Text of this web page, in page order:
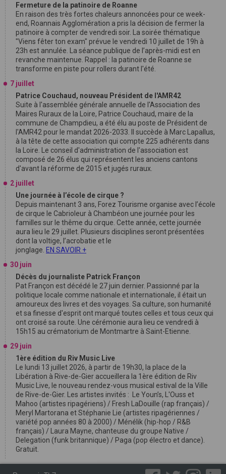
Fermeture de la patinoire de Roanne
En raison des très fortes chaleurs annoncées pour ce week-
end, Roannais Agglomération a pris la décision de fermer la
patinoire à compter de vendredi soir. La soirée thématique
"Viens fêter ton exam" prévue le vendredi 10 juillet de 19h à
23h est annulée. La séance publique de l’après-midi est en
revanche maintenue. Rappel : la patinoire de Roanne se
transforme en piste pour rollers durant l'été.
7 juillet
Patrice Couchaud, nouveau Président de l'AMR42
Suite à l'assemblée générale annuelle de l'Association des
Maires Ruraux de la Loire, Patrice Couchaud, maire de la
commune de Champdieu, a été élu au poste de Président de
l'AMR42 pour le mandat 2026-2033. Il succède à Marc Lapallus,
à la tête de cette association qui compte 225 adhérents dans
la Loire. Le conseil d'administration de l'association est
composé de 26 élus qui représentent les anciens cantons
d'avant la réforme de 2015 et jugés ruraux.
2 juillet
Une journée à l’école de cirque ?
Depuis maintenant 3 ans, Forez Tourisme organise avec l’école
de cirque le Cabrioleur à Chambéon une journée pour les
familles sur le thême du cirque. Cette année, cette journée
aura lieu le 29 juillet. Plusieurs disciplines seront présentées
dont la voltige, l’acrobatie et le
jonglage. EN SAVOIR +
30 juin
Décès du journaliste Patrick Françon
Pat Françon est décédé le 27 juin dernier. Passionné par la
politique locale comme nationale et internationale, il était un
amoureux des livres et des voyages. Sa culture, son humanité
et sa finesse d'esprit ont marqué toutes celles et tous ceux qui
ont croisé sa route. Une cérémonie aura lieu ce vendredi à
15h15 au crématorium de Montmartre à Saint-Etienne.
29 juin
1ère édition du Riv Music Live
Le lundi 13 juillet 2026, à partir de 19h30, la place de la
Libération à Rive-de-Gier accueillera la 1ère édition de Riv
Music Live, le nouveau rendez-vous musical estival de la Ville
de Rive-de-Gier. Les artistes invités : Le Youn’s, L'Ouss et
Mahoo (artistes ripagériens) / Fresh LaDouille (rap français) /
Meryl Martorana et Stéphanie Lie (artistes ripagériennes /
variété pop années 80 à 2000) / Ménélik (hip-hop / R&B
français) / Laura Mayne, chanteuse du groupe Native /
Delegation (funk britannique) / Paga (pop électro et dance).
Gratuit.